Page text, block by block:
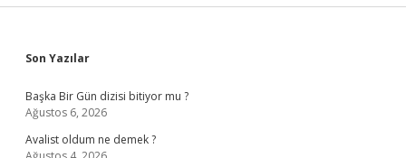
Sidebar
Son Yazılar
Başka Bir Gün dizisi bitiyor mu ?
Ağustos 6, 2026
Avalist oldum ne demek ?